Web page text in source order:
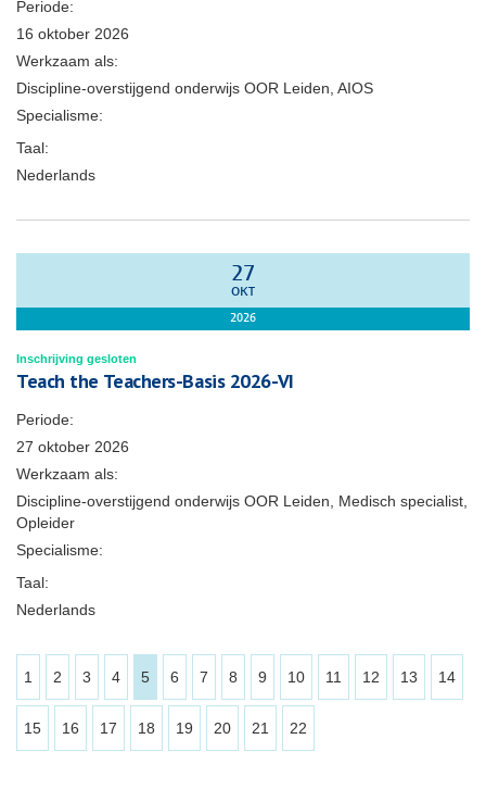
Periode:
16 oktober 2026
Werkzaam als:
Discipline-overstijgend onderwijs OOR Leiden, AIOS
Specialisme:
Taal:
Nederlands
27
OKT
2026
Inschrijving gesloten
Teach the Teachers-Basis 2026-VI
Periode:
27 oktober 2026
Werkzaam als:
Discipline-overstijgend onderwijs OOR Leiden, Medisch specialist,
Opleider
Specialisme:
Taal:
Nederlands
1 2 3 4 5 6 7 8 9 10 11 12 13 14
15 16 17 18 19 20 21 22